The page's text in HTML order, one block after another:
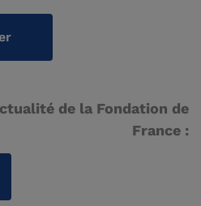
de la Fondation de
France :